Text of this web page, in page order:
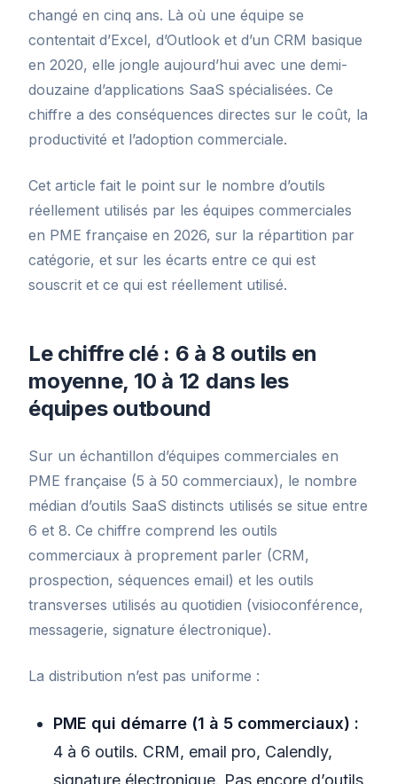
changé en cinq ans. Là où une équipe se
contentait d’Excel, d’Outlook et d’un CRM basique
en 2020, elle jongle aujourd’hui avec une demi-
douzaine d’applications SaaS spécialisées. Ce
chiffre a des conséquences directes sur le coût, la
productivité et l’adoption commerciale.
Cet article fait le point sur le nombre d’outils
réellement utilisés par les équipes commerciales
en PME française en 2026, sur la répartition par
catégorie, et sur les écarts entre ce qui est
souscrit et ce qui est réellement utilisé.
Le chiffre clé : 6 à 8 outils en
moyenne, 10 à 12 dans les
équipes outbound
Sur un échantillon d’équipes commerciales en
PME française (5 à 50 commerciaux), le nombre
médian d’outils SaaS distincts utilisés se situe entre
6 et 8. Ce chiffre comprend les outils
commerciaux à proprement parler (CRM,
prospection, séquences email) et les outils
transverses utilisés au quotidien (visioconférence,
messagerie, signature électronique).
La distribution n’est pas uniforme :
PME qui démarre (1 à 5 commerciaux) :
4 à 6 outils. CRM, email pro, Calendly,
signature électronique. Pas encore d’outils